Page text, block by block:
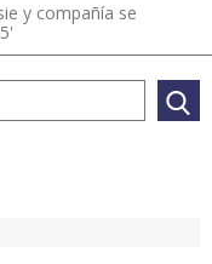
y compañía se